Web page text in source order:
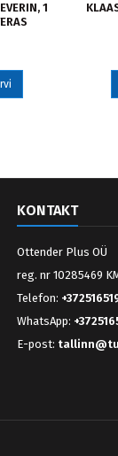
1
KONTAKT
Ottender Plus OÜ
reg. nr 10285469
Telefon:
WhatsApp:
E-post: